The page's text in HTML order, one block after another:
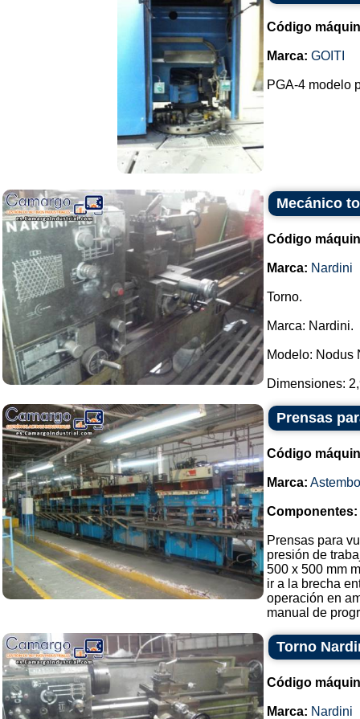
Código
Marca: GOITI
PGA-4 modelo
Mecánico
Código
Marca: Nardini
Torno.
Marca: Nardini.
Modelo: Nodus
Dimensiones:
Prensas
Código
Marca:
Componentes:
Prensas para
presión de
500 x 500 mm
ir a la brecha
operación en
manual de
Torno
Código
Marca: Nardini